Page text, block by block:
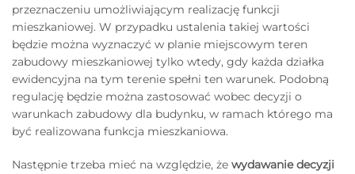
przeznaczeniu umożliwiającym realizację funkcji
mieszkaniowej. W przypadku ustalenia takiej wartości
będzie można wyznaczyć w planie miejscowym teren
zabudowy mieszkaniowej tylko wtedy, gdy każda działka
ewidencyjna na tym terenie spełni ten warunek. Podobną
regulację będzie można zastosować wobec decyzji o
warunkach zabudowy dla budynku, w ramach którego ma
być realizowana funkcja mieszkaniowa.
Następnie trzeba mieć na względzie, że wydawanie decyzji